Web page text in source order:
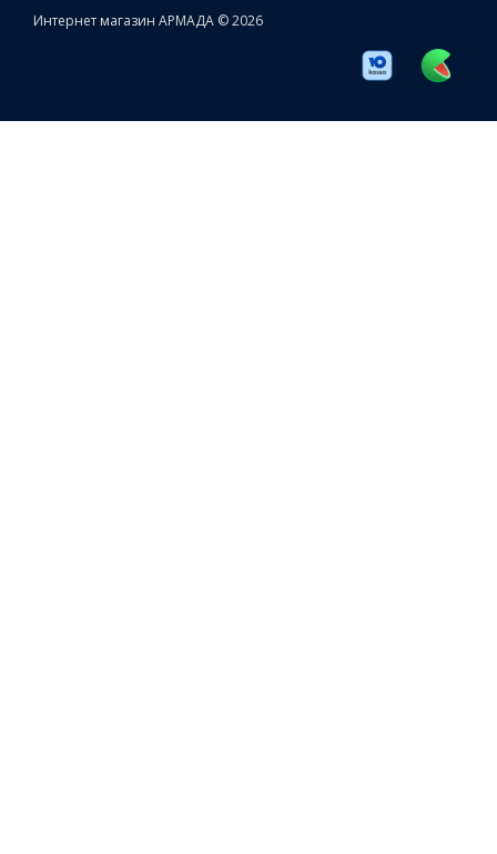
Интернет магазин АРМАДА © 2026